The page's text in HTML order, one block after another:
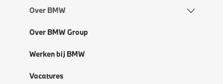
Over BMW
Over BMW Group
Werken bij BMW
Vacatures